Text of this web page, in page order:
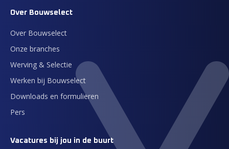
Over Bouwselect
Over Bouwselect
Onze branches
Werving & Selectie
Werken bij Bouwselect
Downloads en formulieren
Pers
Vacatures bij jou in de buurt